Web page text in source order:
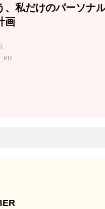
、私だけのパーソナ
画
PR